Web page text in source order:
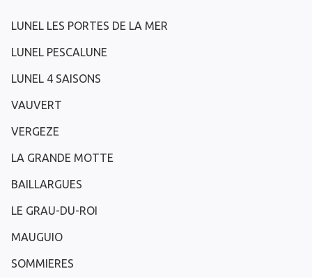
LUNEL LES PORTES DE LA MER
LUNEL PESCALUNE
LUNEL 4 SAISONS
VAUVERT
VERGEZE
LA GRANDE MOTTE
BAILLARGUES
LE GRAU-DU-ROI
MAUGUIO
SOMMIERES